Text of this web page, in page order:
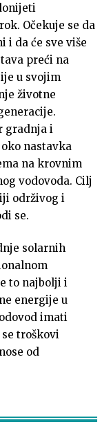
Očekuje se da
i da će sve više
preći na
u svojim
životne
gradnja i
nastavka
na krovnim
vodovoda. Cilj
održivog i
se.
solarnih
to najbolji i
energije u
imati
troškovi
od